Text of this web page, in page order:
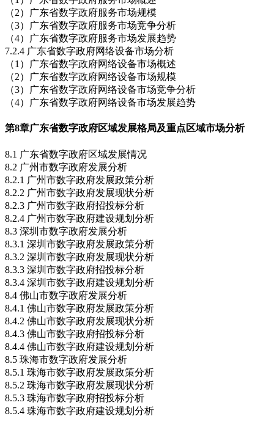
（2）广东省数字政府服务市场规模
（3）广东省数字政府服务市场竞争分析
（4）广东省数字政府服务市场发展趋势
7.2.4 广东省数字政府网络设备市场分析
（1）广东省数字政府网络设备市场概述
（2）广东省数字政府网络设备市场规模
（3）广东省数字政府网络设备市场竞争分析
（4）广东省数字政府网络设备市场发展趋势
第8章广东省数字政府区域发展格局及重点区域市场分析
8.1 广东省数字政府区域发展情况
8.2 广州市数字政府发展分析
8.2.1 广州市数字政府发展政策分析
8.2.2 广州市数字政府发展现状分析
8.2.3 广州市数字政府招投标分析
8.2.4 广州市数字政府建设规划分析
8.3 深圳市数字政府发展分析
8.3.1 深圳市数字政府发展政策分析
8.3.2 深圳市数字政府发展现状分析
8.3.3 深圳市数字政府招投标分析
8.3.4 深圳市数字政府建设规划分析
8.4 佛山市数字政府发展分析
8.4.1 佛山市数字政府发展政策分析
8.4.2 佛山市数字政府发展现状分析
8.4.3 佛山市数字政府招投标分析
8.4.4 佛山市数字政府建设规划分析
8.5 珠海市数字政府发展分析
8.5.1 珠海市数字政府发展政策分析
8.5.2 珠海市数字政府发展现状分析
8.5.3 珠海市数字政府招投标分析
8.5.4 珠海市数字政府建设规划分析